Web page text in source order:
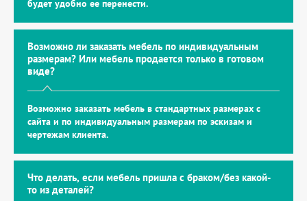
будет удобно ее перенести.
Возможно ли заказать мебель по индивидуальным
размерам? Или мебель продается только в готовом
виде?
Возможно заказать мебель в стандартных размерах с
сайта и по индивидуальным размерам по эскизам и
чертежам клиента.
Что делать, если мебель пришла с браком/без какой-
то из деталей?